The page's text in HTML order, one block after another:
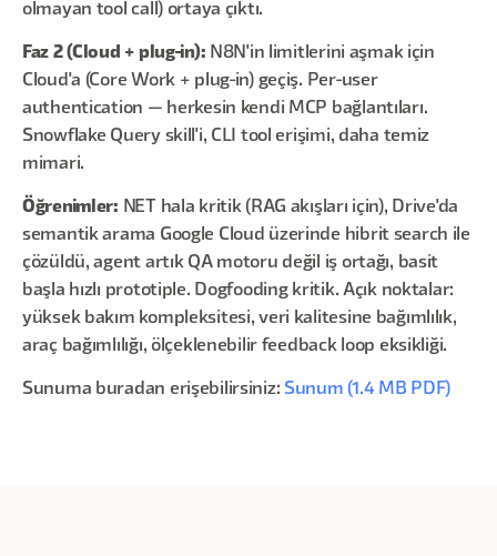
olmayan tool call) ortaya çıktı.
Faz 2 (Cloud + plug-in): N8N'in limitlerini aşmak için
Cloud'a (Core Work + plug-in) geçiş. Per-user
authentication — herkesin kendi MCP bağlantıları.
Snowflake Query skill'i, CLI tool erişimi, daha temiz
mimari.
Öğrenimler: NET hala kritik (RAG akışları için), Drive'da
semantik arama Google Cloud üzerinde hibrit search ile
çözüldü, agent artık QA motoru değil iş ortağı, basit
başla hızlı prototiple. Dogfooding kritik. Açık noktalar:
yüksek bakım kompleksitesi, veri kalitesine bağımlılık,
araç bağımlılığı, ölçeklenebilir feedback loop eksikliği.
Sunuma buradan erişebilirsiniz: Sunum (1.4 MB PDF)